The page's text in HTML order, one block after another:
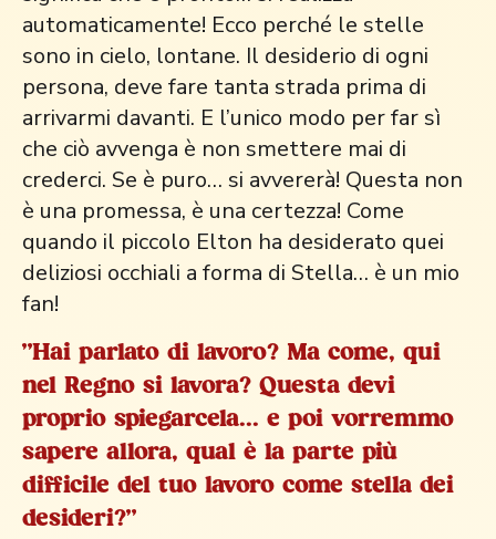
automaticamente! Ecco perché le stelle
sono in cielo, lontane. Il desiderio di ogni
persona, deve fare tanta strada prima di
arrivarmi davanti. E l’unico modo per far sì
che ciò avvenga è non smettere mai di
crederci. Se è puro… si avvererà! Questa non
è una promessa, è una certezza! Come
quando il piccolo Elton ha desiderato quei
deliziosi occhiali a forma di Stella… è un mio
fan!
"Hai parlato di lavoro? Ma come, qui
nel Regno si lavora? Questa devi
proprio spiegarcela... e poi vorremmo
sapere allora, qual è la parte più
difficile del tuo lavoro come stella dei
desideri?"